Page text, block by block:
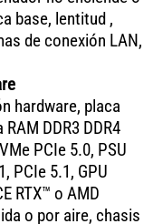
base, lentitud ,
de conexión LAN,
hardware, placa
DDR3 DDR4
PCIe 5.0, PSU
PCIe 5.1, GPU
RTX™ o AMD
o por aire, chasis